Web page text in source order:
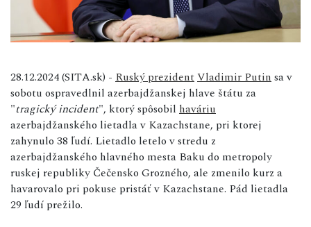
28.12.2024 (SITA.sk) - Ruský prezidentVladimir Putin sa v
sobotu ospravedlnil azerbajdžanskej hlave štátu za
"tragický incident", ktorý spôsobil haváriu
azerbajdžanského lietadla v Kazachstane, pri ktorej
zahynulo 38 ľudí. Lietadlo letelo v stredu z
azerbajdžanského hlavného mesta Baku do metropoly
ruskej republiky Čečensko Grozného, ale zmenilo kurz a
havarovalo pri pokuse pristáť v Kazachstane. Pád lietadla
29 ľudí prežilo.